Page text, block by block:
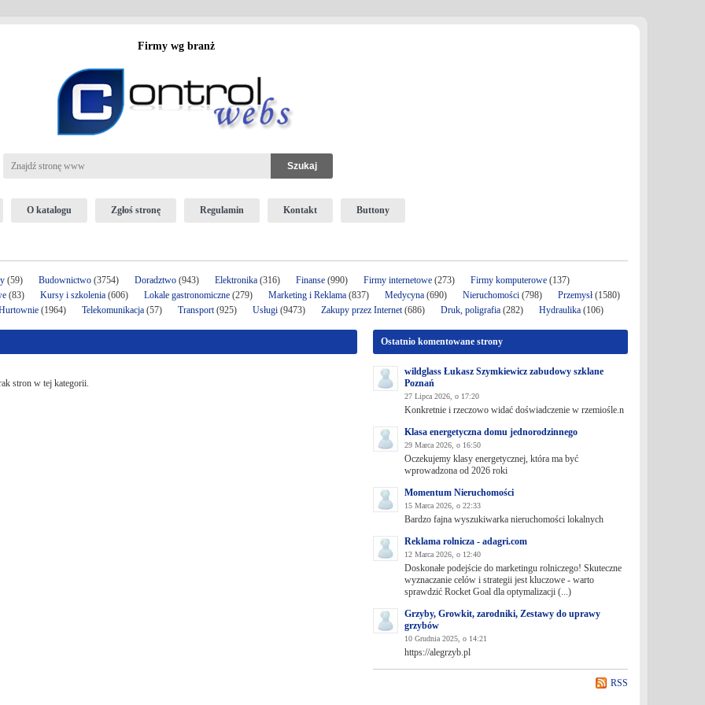
Firmy wg branż
O katalogu Zgłoś stronę Regulamin Kontakt Buttony
(59) Budownictwo (3754) Doradztwo (943) Elektronika (316) Finanse (990) Firmy internetowe (273) Firmy komputerowe (137)
(83) Kursy i szkolenia (606) Lokale gastronomiczne (279) Marketing i Reklama (837) Medycyna (690) Nieruchomości (798) Przemysł(1580)
(1964) Telekomunikacja (57) Transport(925) Usługi (9473) Zakupy przez Internet(686) Druk, poligrafia (282) Hydraulika (106)
stron w tej kategorii.
Ostatnio komentowane strony
wildglass Łukasz Szymkiewicz zabudowy szklane
Poznań
27 Lipca 2026, o 17:20
Konkretnie i rzeczowo widać doświadczenie w rzemiośle.n
Klasa energetyczna domu jednorodzinnego
29 Marca 2026, o 16:50
Oczekujemy klasy energetycznej, która ma być
wprowadzona od 2026 roki
Momentum Nieruchomości
15 Marca 2026, o 22:33
Bardzo fajna wyszukiwarka nieruchomości lokalnych
Reklama rolnicza - adagri.com
12 Marca 2026, o 12:40
Doskonałe podejście do marketingu rolniczego! Skuteczne
wyznaczanie celów i strategii jest kluczowe - warto
sprawdzić Rocket Goal dla optymalizacji (...)
Grzyby, Growkit, zarodniki, Zestawy do uprawy
grzybów
10 Grudnia 2025, o 14:21
https://alegrzyb.pl
RSS